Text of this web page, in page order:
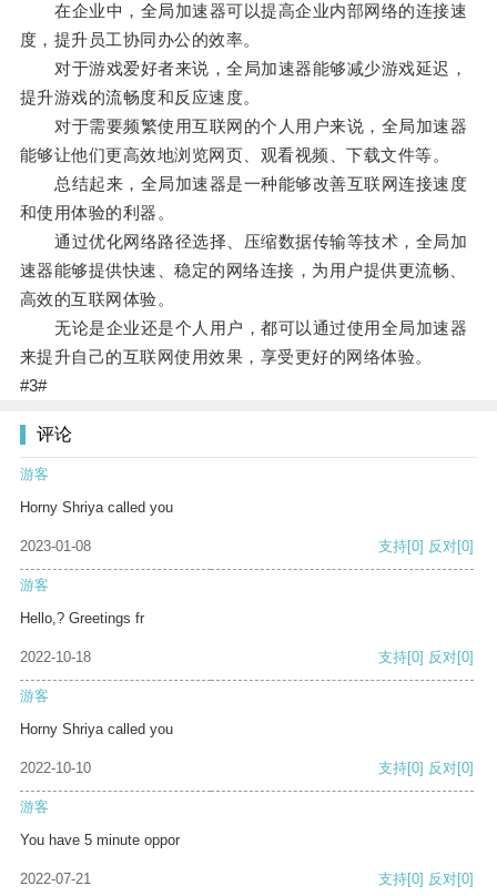
在企业中，全局加速器可以提高企业内部网络的连接速
度，提升员工协同办公的效率。
对于游戏爱好者来说，全局加速器能够减少游戏延迟，
提升游戏的流畅度和反应速度。
对于需要频繁使用互联网的个人用户来说，全局加速器
能够让他们更高效地浏览网页、观看视频、下载文件等。
总结起来，全局加速器是一种能够改善互联网连接速度
和使用体验的利器。
通过优化网络路径选择、压缩数据传输等技术，全局加
速器能够提供快速、稳定的网络连接，为用户提供更流畅、
高效的互联网体验。
无论是企业还是个人用户，都可以通过使用全局加速器
来提升自己的互联网使用效果，享受更好的网络体验。
#3#
评论
游客
Horny Shriya called you
2023-01-08 支持[0] 反对[0]
游客
Hello,? Greetings fr
2022-10-18 支持[0] 反对[0]
游客
Horny Shriya called you
2022-10-10 支持[0] 反对[0]
游客
You have 5 minute oppor
2022-07-21 支持[0] 反对[0]